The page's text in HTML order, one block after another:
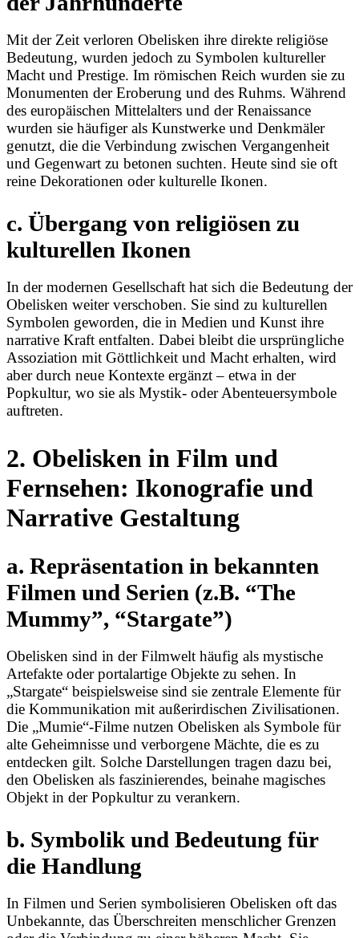
Mit der Zeit verloren Obelisken ihre direkte religiöse
Bedeutung, wurden jedoch zu Symbolen kultureller
Macht und Prestige. Im römischen Reich wurden sie zu
Monumenten der Eroberung und des Ruhms. Während
des europäischen Mittelalters und der Renaissance
wurden sie häufiger als Kunstwerke und Denkmäler
genutzt, die die Verbindung zwischen Vergangenheit
und Gegenwart zu betonen suchten. Heute sind sie oft
reine Dekorationen oder kulturelle Ikonen.
c. Übergang von religiösen zu
kulturellen Ikonen
In der modernen Gesellschaft hat sich die Bedeutung der
Obelisken weiter verschoben. Sie sind zu kulturellen
Symbolen geworden, die in Medien und Kunst ihre
narrative Kraft entfalten. Dabei bleibt die ursprüngliche
Assoziation mit Göttlichkeit und Macht erhalten, wird
aber durch neue Kontexte ergänzt – etwa in der
Popkultur, wo sie als Mystik- oder Abenteuersymbole
auftreten.
2. Obelisken in Film und
Fernsehen: Ikonografie und
Narrative Gestaltung
a. Repräsentation in bekannten
Filmen und Serien (z.B. “The
Mummy”, “Stargate”)
Obelisken sind in der Filmwelt häufig als mystische
Artefakte oder portalartige Objekte zu sehen. In
„Stargate“ beispielsweise sind sie zentrale Elemente für
die Kommunikation mit außerirdischen Zivilisationen.
Die „Mumie“-Filme nutzen Obelisken als Symbole für
alte Geheimnisse und verborgene Mächte, die es zu
entdecken gilt. Solche Darstellungen tragen dazu bei,
den Obelisken als faszinierendes, beinahe magisches
Objekt in der Popkultur zu verankern.
b. Symbolik und Bedeutung für
die Handlung
In Filmen und Serien symbolisieren Obelisken oft das
Unbekannte, das Überschreiten menschlicher Grenzen